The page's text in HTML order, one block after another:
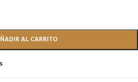
AL CARRITO